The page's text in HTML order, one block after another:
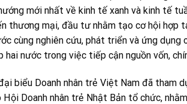
mới nhất về kinh tế xanh và kinh tế
thương mại, đầu tư nhằm tạo cơ hội hợp
cùng nghiên cứu, phát triển và ứng
hai nước trong việc tiếp cận nguồn vốn,
biểu Doanh nhân trẻ Việt Nam đã
Doanh nhân trẻ Nhật Bản tổ chức,